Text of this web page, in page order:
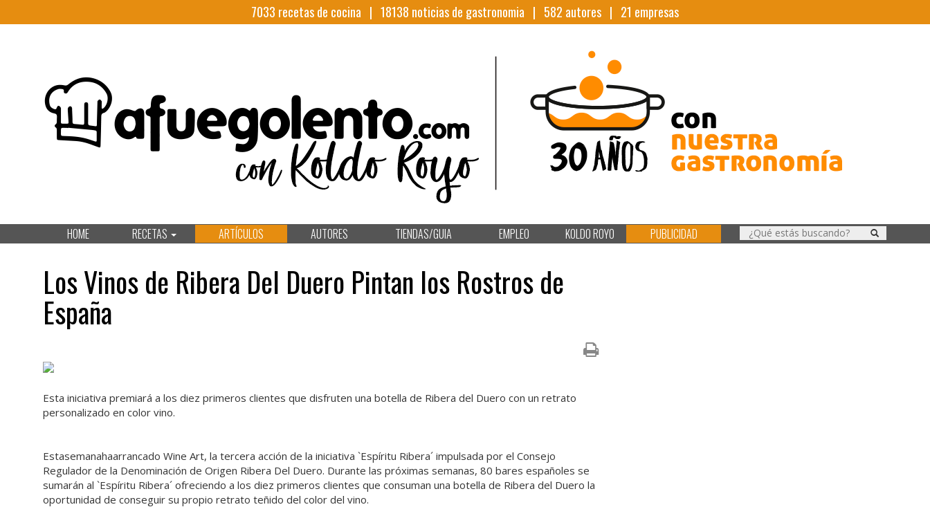
7033 recetas de cocina | 18138 noticias de gastronomia | 582 autores | 21 empresas
HOME RECETAS ARTÍCULOS AUTORES TIENDAS/GUIA EMPLEO KOLDO ROYO PUBLICIDAD
Los Vinos de Ribera Del Duero Pintan los Rostros de
España
Esta iniciativa premiará a los diez primeros clientes que disfruten una botella de Ribera del Duero con un retrato
personalizado en color vino.
Estasemanahaarrancado Wine Art, la tercera acción de la iniciativa `Espíritu Ribera´ impulsada por el Consejo
Regulador de la Denominación de Origen Ribera Del Duero. Durante las próximas semanas, 80 bares españoles se
sumarán al `Espíritu Ribera´ ofreciendo a los diez primeros clientes que consuman una botella de Ribera del Duero la
oportunidad de conseguir su propio retrato teñido del color del vino.